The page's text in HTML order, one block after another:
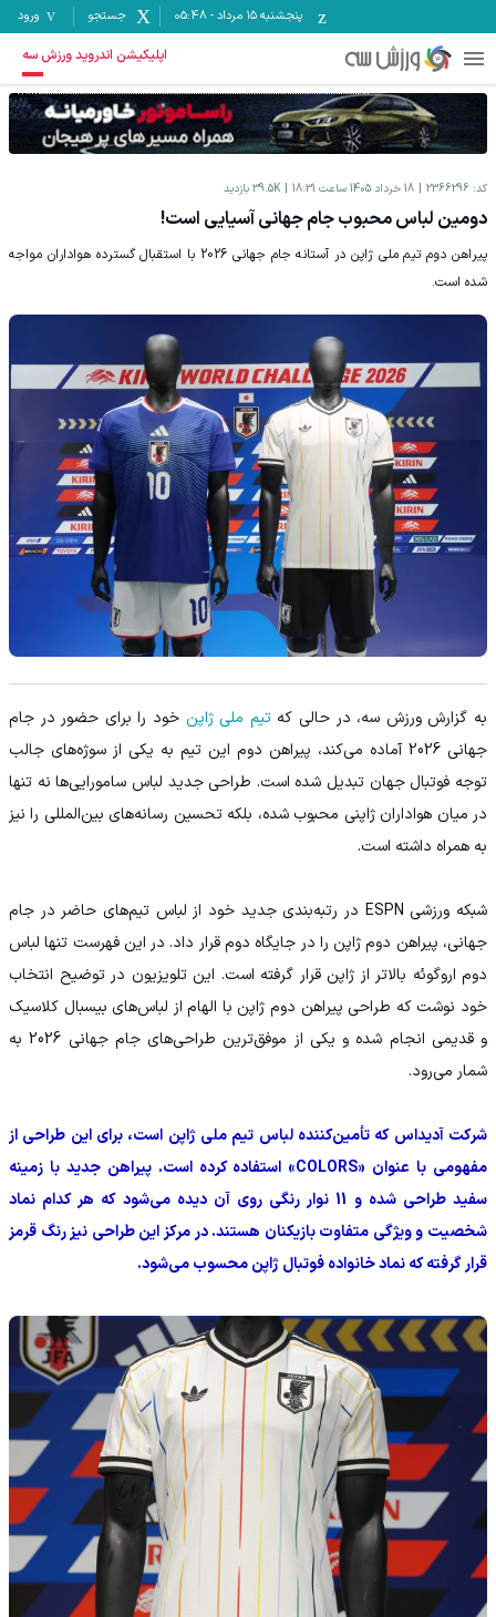
پنجشنبه ۱۵ مرداد -
05:48 جستجو ورود
اپلیکیشن اندروید ورزش سه
کد: 2366296 18 خرداد 1405 ساعت 18:31 39.5K بازدید
دومین لباس محبوب جام جهانی آسیایی است!
پیراهن دوم تیم ملی ژاپن در آستانه جام جهانی 2026 با استقبال گسترده هواداران مواجه
شده است.
به گزارش ورزش سه، در حالی کهتیم ملی ژاپن خود را برای حضور در جام
جهانی 2026 آماده می‌کند، پیراهن دوم این تیم به یکی از سوژه‌های جالب
توجه فوتبال جهان تبدیل شده است. طراحی جدید لباس سامورایی‌ها نه تنها
در میان هواداران ژاپنی محبوب شده، بلکه تحسین رسانه‌های بین‌المللی را نیز
به همراه داشته است.
شبکه ورزشی ESPN در رتبه‌بندی جدید خود از لباس تیم‌های حاضر در جام
جهانی، پیراهن دوم ژاپن را در جایگاه دوم قرار داد. در این فهرست تنها لباس
دوم اروگوئه بالاتر از ژاپن قرار گرفته است. این تلویزیون در توضیح انتخاب
خود نوشت که طراحی پیراهن دوم ژاپن با الهام از لباس‌های بیسبال کلاسیک
و قدیمی انجام شده و یکی از موفق‌ترین طراحی‌های جام جهانی 2026 به
شمار می‌رود.
شرکت آدیداس که تأمین‌کننده لباس تیم ملی ژاپن است، برای این طراحی از
مفهومی با عنوان «COLORS» استفاده کرده است. پیراهن جدید با زمینه
سفید طراحی شده و 11 نوار رنگی روی آن دیده می‌شود که هر کدام نماد
شخصیت و ویژگی متفاوت بازیکنان هستند. در مرکز این طراحی نیز رنگ قرمز
قرار گرفته که نماد خانواده فوتبال ژاپن محسوب می‌شود.